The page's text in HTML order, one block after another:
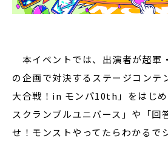
本イベントでは、出演者が超軍
の企画で対決するステージコンテ
大合戦！in モンパ10th」をはじめ
スクランブルユニバース」や「回
せ！モンストやってたらわかるで